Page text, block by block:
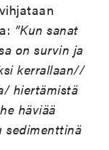
”Kun sanat
on survin ja
kerrallaan//
hiertämistä
häviää
sedimenttinä